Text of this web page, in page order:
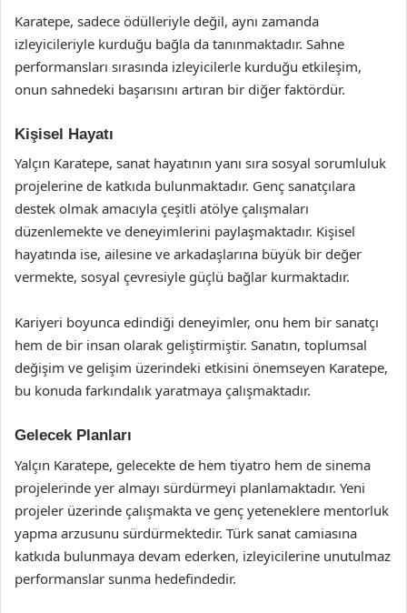
Karatepe, sadece ödülleriyle değil, aynı zamanda
izleyicileriyle kurduğu bağla da tanınmaktadır. Sahne
performansları sırasında izleyicilerle kurduğu etkileşim,
onun sahnedeki başarısını artıran bir diğer faktördür.
Kişisel Hayatı
Yalçın Karatepe, sanat hayatının yanı sıra sosyal sorumluluk
projelerine de katkıda bulunmaktadır. Genç sanatçılara
destek olmak amacıyla çeşitli atölye çalışmaları
düzenlemekte ve deneyimlerini paylaşmaktadır. Kişisel
hayatında ise, ailesine ve arkadaşlarına büyük bir değer
vermekte, sosyal çevresiyle güçlü bağlar kurmaktadır.
Kariyeri boyunca edindiği deneyimler, onu hem bir sanatçı
hem de bir insan olarak geliştirmiştir. Sanatın, toplumsal
değişim ve gelişim üzerindeki etkisini önemseyen Karatepe,
bu konuda farkındalık yaratmaya çalışmaktadır.
Gelecek Planları
Yalçın Karatepe, gelecekte de hem tiyatro hem de sinema
projelerinde yer almayı sürdürmeyi planlamaktadır. Yeni
projeler üzerinde çalışmakta ve genç yeteneklere mentorluk
yapma arzusunu sürdürmektedir. Türk sanat camiasına
katkıda bulunmaya devam ederken, izleyicilerine unutulmaz
performanslar sunma hedefindedir.